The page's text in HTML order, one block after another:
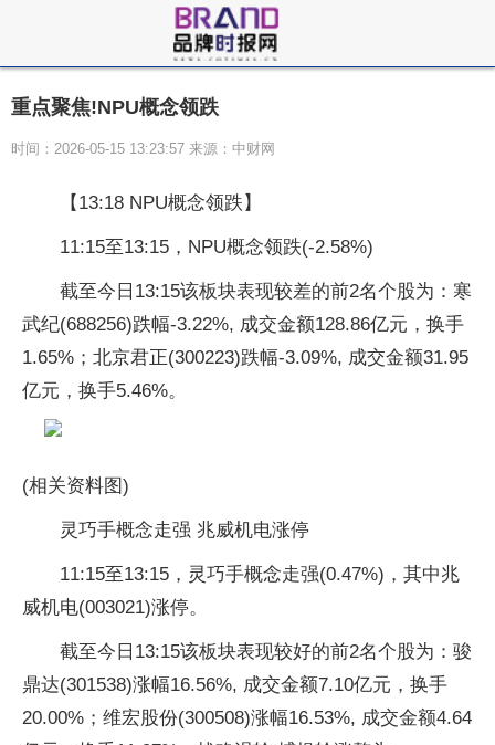
重点聚焦!NPU概念领跌
时间：2026-05-15 13:23:57 来源：中财网
【13:18 NPU概念领跌】
11:15至13:15，NPU概念领跌(-2.58%)
截至今日13:15该板块表现较差的前2名个股为：寒
武纪(688256)跌幅-3.22%, 成交金额128.86亿元，换手
1.65%；北京君正(300223)跌幅-3.09%, 成交金额31.95
亿元，换手5.46%。
(相关资料图)
灵巧手概念走强 兆威机电涨停
11:15至13:15，灵巧手概念走强(0.47%)，其中兆
威机电(003021)涨停。
截至今日13:15该板块表现较好的前2名个股为：骏
鼎达(301538)涨幅16.56%, 成交金额7.10亿元，换手
20.00%；维宏股份(300508)涨幅16.53%, 成交金额4.64